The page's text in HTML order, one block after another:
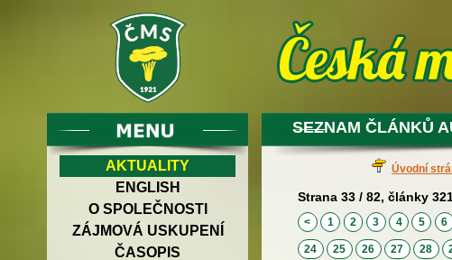
AKTUALITY
ENGLISH
O SPOLEČNOSTI
ZÁJMOVÁ USKUPENÍ
ČASOPIS
SEZNAM ČLÁNKŮ
Úvodní
Strana 33 / 82, články
< 1 2 3 4 5 6
24 25 26 27 28